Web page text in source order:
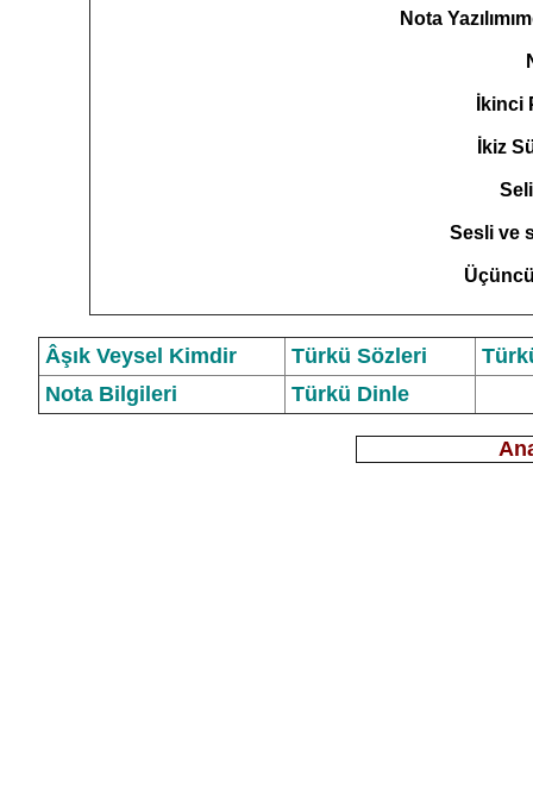
Nota
İkinci
İkiz
Sesli ve
Âşık Veysel Kimdir Türkü Sözleri
Nota Bilgileri
Türkü Dinle